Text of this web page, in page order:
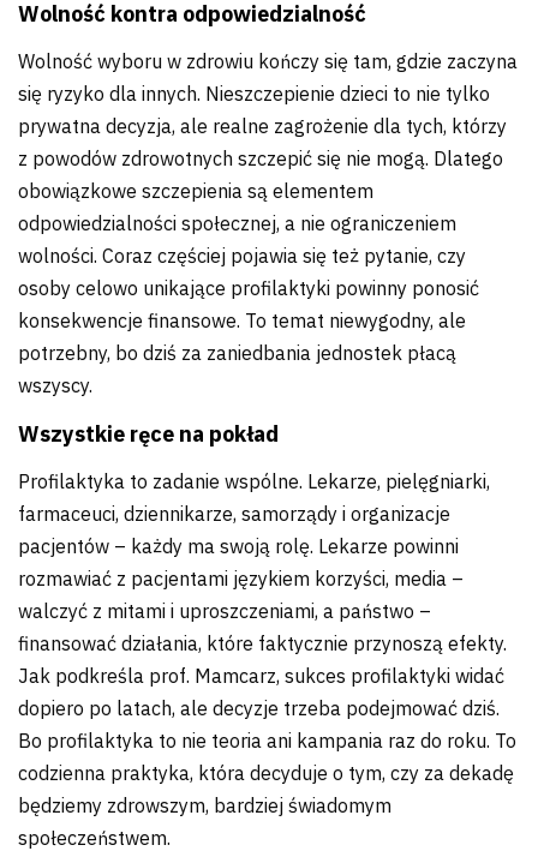
Wolność kontra odpowiedzialność
Wolność wyboru w zdrowiu kończy się tam, gdzie zaczyna
się ryzyko dla innych. Nieszczepienie dzieci to nie tylko
prywatna decyzja, ale realne zagrożenie dla tych, którzy
z powodów zdrowotnych szczepić się nie mogą. Dlatego
obowiązkowe szczepienia są elementem
odpowiedzialności społecznej, a nie ograniczeniem
wolności. Coraz częściej pojawia się też pytanie, czy
osoby celowo unikające profilaktyki powinny ponosić
konsekwencje finansowe. To temat niewygodny, ale
potrzebny, bo dziś za zaniedbania jednostek płacą
wszyscy.
Wszystkie ręce na pokład
Profilaktyka to zadanie wspólne. Lekarze, pielęgniarki,
farmaceuci, dziennikarze, samorządy i organizacje
pacjentów – każdy ma swoją rolę. Lekarze powinni
rozmawiać z pacjentami językiem korzyści, media –
walczyć z mitami i uproszczeniami, a państwo –
finansować działania, które faktycznie przynoszą efekty.
Jak podkreśla prof. Mamcarz, sukces profilaktyki widać
dopiero po latach, ale decyzje trzeba podejmować dziś.
Bo profilaktyka to nie teoria ani kampania raz do roku. To
codzienna praktyka, która decyduje o tym, czy za dekadę
będziemy zdrowszym, bardziej świadomym
społeczeństwem.